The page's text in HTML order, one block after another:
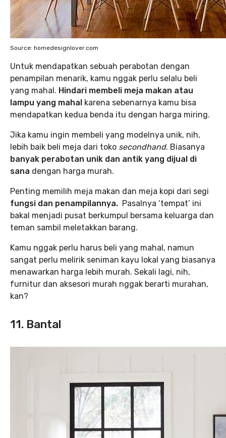
Source: homedesignlover.com
Untuk mendapatkan sebuah perabotan dengan
penampilan menarik, kamu nggak perlu selalu beli
yang mahal. Hindari membeli meja makan atau
lampu yang mahal karena sebenarnya kamu bisa
mendapatkan kedua benda itu dengan harga miring.
Jika kamu ingin membeli yang modelnya unik, nih,
lebih baik beli meja dari toko secondhand. Biasanya
banyak perabotan unik dan antik yang dijual di
sana dengan harga murah.
Penting memilih meja makan dan meja kopi dari segi
fungsi dan penampilannya. Pasalnya ‘tempat’ ini
bakal menjadi pusat berkumpul bersama keluarga dan
teman sambil meletakkan barang.
Kamu nggak perlu harus beli yang mahal, namun
sangat perlu melirik seniman kayu lokal yang biasanya
menawarkan harga lebih murah. Sekali lagi, nih,
furnitur dan aksesori murah nggak berarti murahan,
kan?
11. Bantal